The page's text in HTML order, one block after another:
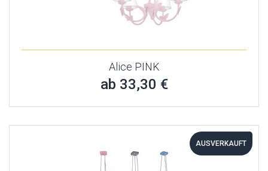
Alice PINK
ab 33,30 €
AUSVERKAUFT